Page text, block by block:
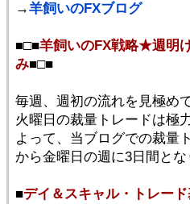
→羊飼いのFXブログ
■□■羊飼いのFX戦略★週明
み■□■
毎週、週初の流れを見極め
火曜日の裁量トレードは極
よって、当ブログでの裁量
から金曜日の週に3日間と
■デイ＆スキャル・トレー